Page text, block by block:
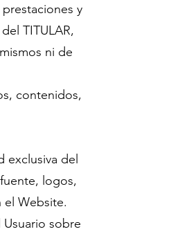
y
TITULAR,
ni de
contenidos,
exclusiva del
logos,
el Website.
sobre